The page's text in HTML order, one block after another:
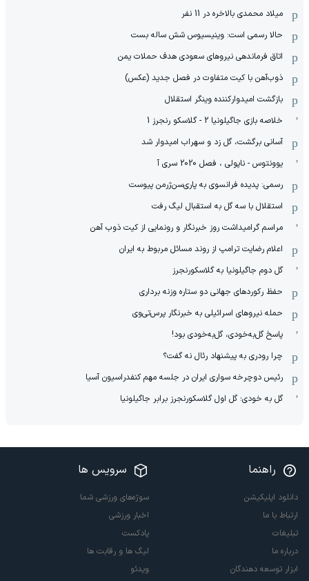
میلاد محمدی بالاخره در 11 نفر
حالا رسمی است: وینیسیوس شش ساله بست
اتاق فرماندهی نیروهای سعودی هدف حملات یمن
ذوب‌آهن با کیت متفاوت در فصل جدید (عکس)
بازگشت امیدوارکننده وینگر استقلال
خلاصه بازی جاگیلونیا 2 - گلاسکو رنجرز 1
آسانی برگشت، گل زد و سهراب امیدوار شد
یوونتوس - ناپولی ، فصل 2020 سری آ
رسمی: پدیده فرانسوی به پاری‌سن‌ژرمن پیوست
استقلال با سه گل به استقبال لیگ رفت
مراسم گرامیداشت روز خبرنگار و رونمایی از کیت ذوب آهن
اعلام رضایت ترامپ از روند مسائل مربوط به ایران
گل دوم جاگیلونیا به گلاسکورنجرز
حفظ رکوردهای جهانی دو ستاره وزنه برداری
حمله نیروهای اسرائیلی به خبرنگار پرس‌تی‌وی
پاسخ گل‌به‌خودی، گل‌به‌خودی بود!
چرا رودری به پیشنهاد رئال نه گفت؟
رئیس دوچرخه سواری ایران در جلسه مهم کنفدراسیون آسیا
گل به خودی؛ گل اول گلاسکورنجرز برابر جاگیلونیا
راهنما
دانلود اپلیکیشن
ارتباط با ما
تبلیغات
درباره ما
ابزار توسعه دهندگان
سرویس ها
سوژه‌های ورزشی شما
اخبار ورزشی
پادکست
لیگ ها و رقابت ها
ویدئو